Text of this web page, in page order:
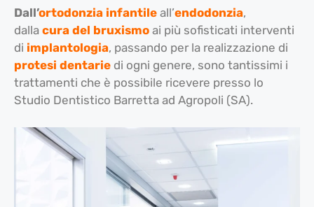
Dall’ortodonzia infantile all’endodonzia,
dalla cura del bruxismo ai più sofisticati interventi
di implantologia, passando per la realizzazione di
protesi dentarie di ogni genere, sono tantissimi i
trattamenti che è possibile ricevere presso lo
Studio Dentistico Barretta ad Agropoli (SA).